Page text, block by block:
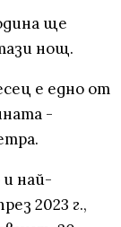
ще
нощ.
е едно от
-
най-
2023 г.,